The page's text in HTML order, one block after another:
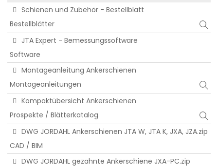
Schienen und Zubehör - Bestellblatt
Bestellblätter
JTA Expert - Bemessungssoftware
Software
Montageanleitung Ankerschienen
Montageanleitungen
Kompaktübersicht Ankerschienen
Prospekte / Blätterkatalog
DWG JORDAHL Ankerschienen JTA W, JTA K, JXA, JZA.zip
CAD / BIM
DWG JORDAHL gezahnte Ankerschiene JXA-PC.zip